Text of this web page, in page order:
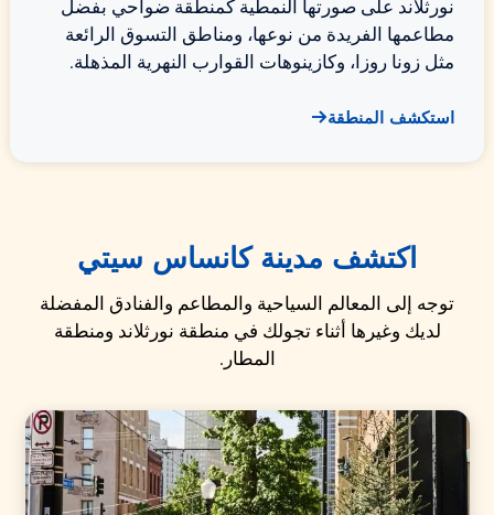
نورثلاند على صورتها النمطية كمنطقة ضواحي بفضل
مطاعمها الفريدة من نوعها، ومناطق التسوق الرائعة
مثل زونا روزا، وكازينوهات القوارب النهرية المذهلة.
استكشف المنطقة
اكتشف مدينة كانساس سيتي
توجه إلى المعالم السياحية والمطاعم والفنادق المفضلة
لديك وغيرها أثناء تجولك في منطقة نورثلاند ومنطقة
المطار.